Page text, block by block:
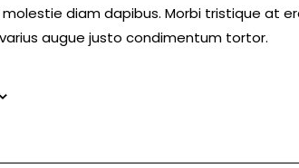
diam dapibus. Morbi tristique at
augue justo condimentum tortor.